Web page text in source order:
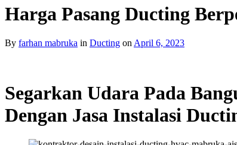
Harga Pasang Ducting
By farhan mabruka in Ducting on April 6, 2023
Segarkan Udara Pada
Dengan Jasa Instalasi